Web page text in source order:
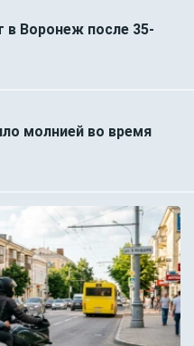
в Воронеж после 35-
молнией во время